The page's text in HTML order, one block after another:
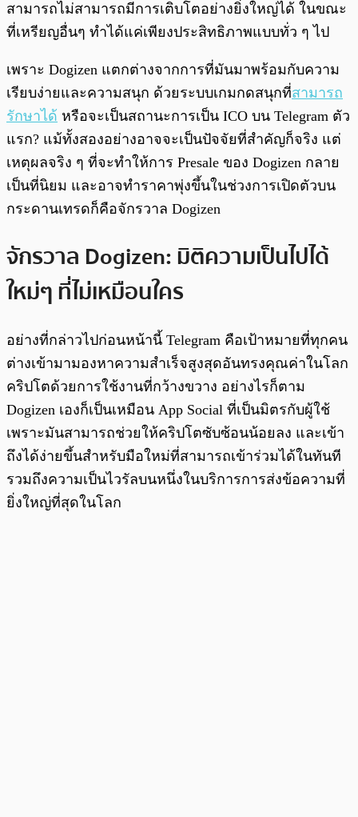
สามารถไม่สามารถมีการเติบโตอย่างยิ่งใหญ่ได้ ในขณะ
ที่เหรียญอื่นๆ ทำได้แค่เพียงประสิทธิภาพแบบทั่ว ๆ ไป
เพราะ Dogizen แตกต่างจากการที่มันมาพร้อมกับความ
เรียบง่ายและความสนุก ด้วยระบบเกมกดสนุกที่สามารถ
รักษาได้ หรือจะเป็นสถานะการเป็น ICO บน Telegram ตัว
แรก? แม้ทั้งสองอย่างอาจจะเป็นปัจจัยที่สำคัญก็จริง แต่
เหตุผลจริง ๆ ที่จะทำให้การ Presale ของ Dogizen กลาย
เป็นที่นิยม และอาจทำราคาพุ่งขึ้นในช่วงการเปิดตัวบน
กระดานเทรดก็คือจักรวาล Dogizen
จักรวาล Dogizen: มิติความเป็นไปได้
ใหม่ๆ ที่ไม่เหมือนใคร
อย่างที่กล่าวไปก่อนหน้านี้ Telegram คือเป้าหมายที่ทุกคน
ต่างเข้ามามองหาความสำเร็จสูงสุดอันทรงคุณค่าในโลก
คริปโตด้วยการใช้งานที่กว้างขวาง อย่างไรก็ตาม
Dogizen เองก็เป็นเหมือน App Social ที่เป็นมิตรกับผู้ใช้
เพราะมันสามารถช่วยให้คริปโตซับซ้อนน้อยลง และเข้า
ถึงได้ง่ายขึ้นสำหรับมือใหม่ที่สามารถเข้าร่วมได้ในทันที
รวมถึงความเป็นไวรัลบนหนึ่งในบริการการส่งข้อความที่
ยิ่งใหญ่ที่สุดในโลก